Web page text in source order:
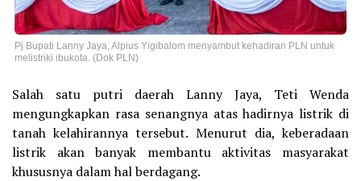
Pj Bupati Lanny Jaya, Alpius Yigibalom menyambut kehadiran PLN untuk
melistriki ibukota. (Dok PLN)
Salah satu putri daerah Lanny Jaya, Teti Wenda
mengungkapkan rasa senangnya atas hadirnya listrik di
tanah kelahirannya tersebut. Menurut dia, keberadaan
listrik akan banyak membantu aktivitas masyarakat
khususnya dalam hal berdagang.